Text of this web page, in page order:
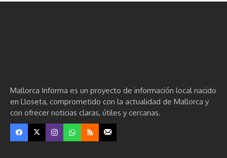
Mallorca Informa es un proyecto de información local nacido
en Lloseta, comprometido con la actualidad de Mallorca y
con ofrecer noticias claras, útiles y cercanas.